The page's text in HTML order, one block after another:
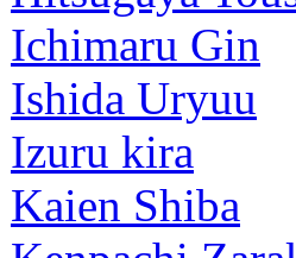
Ichimaru Gin
Ishida Uryuu
Izuru kira
Kaien Shiba